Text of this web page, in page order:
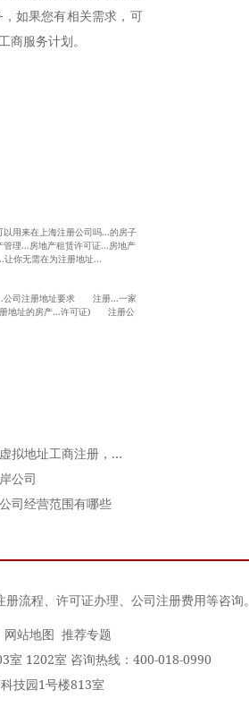
如果您有相关需求，可
服务计划。
用来在上海注册公司吗...的房子
理...房地产租赁许可证...房地产
你无需在为注册地址...
...公司注册地址要求 注册...一家
地址的房产...许可证) 注册公
北京暂停虚拟地址工商注册，联合办公企业将受冲击
公司
司经营范围有哪些
流程、许可证办理、公司注册费用等咨询。
网站地图 推荐专题
室 1202室 咨询热线：400-018-0990
技园1号楼813室